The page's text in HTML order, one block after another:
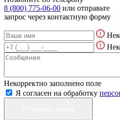
8 (800) 775-06-00 или отправьте
запрос через контактную форму
Некорректно заполнено поле
Я согласен на обработку